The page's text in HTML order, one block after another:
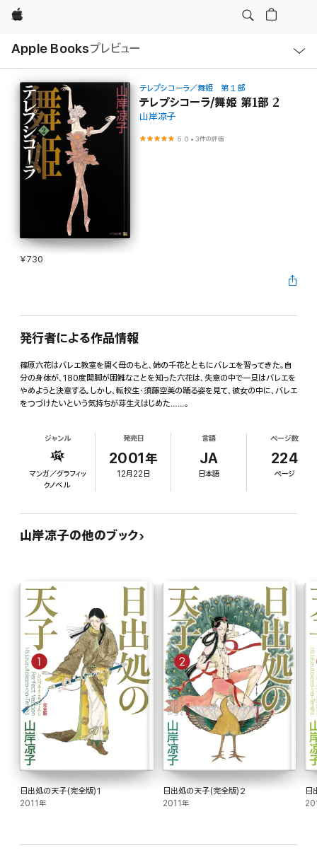
Apple
Apple Booksプレビュー
ル
テレプシコーラ／舞姫 第１部
テレプシコーラ/舞姫 第1部 2
山岸凉子
5.0 •3件の評価
¥730
発行者による作品情報
篠原六花はバレエ教室を開く母のもと、姉の千花とともにバレエを習ってきた。自
分の身体が、180度開脚が困難なことを知った六花は、失意の中で一旦はバレエを
やめようと決意する。しかし、転校生・須藤空美の踊る姿を見て、彼女の中に、バレエ
をつづけたいという気持ちが芽生えはじめた……。
ジャンル
マンガ／グラフィッ
クノベル
発売日
2001年
12月22日
言語
JA
日本語
ページ数
224
ページ
山岸凉子の他のブック
日出処の天子(完全版)1
2011年
日出処の天子(完全版)2
2011年
日